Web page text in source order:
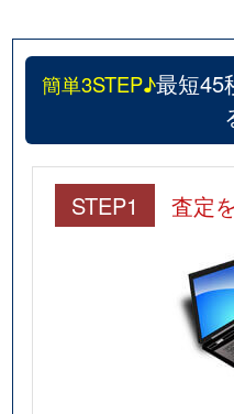
簡単3STEP♪最短45
STEP1 査定